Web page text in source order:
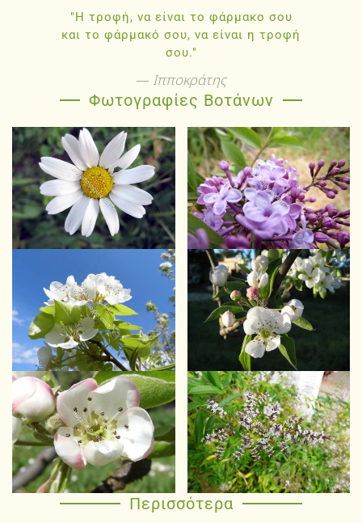
"Η τροφή, να είναι το φάρμακο σου
και το φάρμακό σου, να είναι η τροφή
σου."
Ιπποκράτης
Φωτογραφίες Βοτάνων
Περισσότερα